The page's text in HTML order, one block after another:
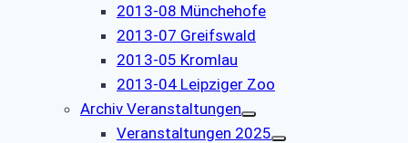
2013-08 Münchehofe
2013-07 Greifswald
2013-05 Kromlau
2013-04 Leipziger Zoo
Archiv Veranstaltungen
Veranstaltungen 2025